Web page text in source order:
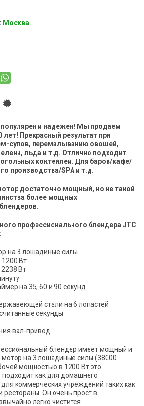
Москва
популярен и надёжен! Мы продаём
Прекрасный результат при
супов, перемалыванию овощей,
льда и т.д. Отлично подходит
коктейлей. Для баров/кафе/
производства/SPA и т.д.
достаточно мощный, но не такой
более мощных
профессионального блендера JTC
на 3 лошадиные силы
Вт
Вт
на 35, 60 и 90 секунд
стали на 6 лопастей
секунды
вал-привод
блендер имеет мощный и
на 3 лошадиные силы (38000
мощностью в 1200 Вт это
подходит как для домашнего
для коммерческих учреждений таких как
рестораны. Он очень прост в
легко чистится.